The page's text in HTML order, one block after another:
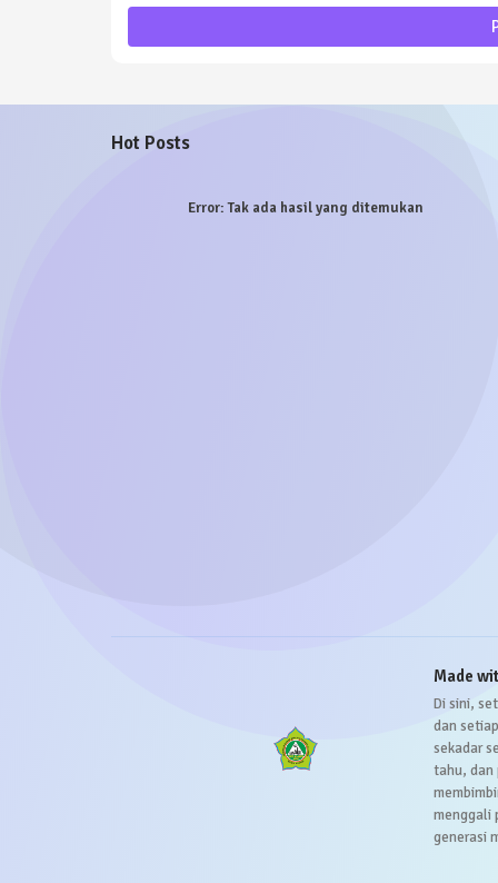
Hot Posts
Error:Tak ada hasil yang ditemukan
Made
Di sini,
dan
sekadar
tahu, dan
menggali
generasi